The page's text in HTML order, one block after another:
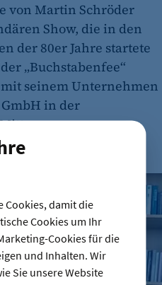
Cookies, damit die
Cookies um Ihr
Cookies für die
und Inhalten. Wir
Sie unsere Website
von Martin Schröder
Show, die in den
der 80er Jahre startete
„Buchstabenfee“
seinem Unternehmen
in der
Menn
erneuerbare Energie“